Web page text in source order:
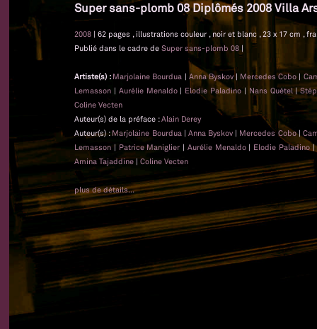
Super sans-plomb 08 Diplômés 2008 Villa
2008 | 62 pages , illustrations couleur , noir et blanc , 23 x 17 cm ,
Publié dans le cadre de Super sans-plomb 08 |
Artiste(s) : Marjolaine Bourdua | Anna Byskov| Mercedes Cobo |
Lemasson | Aurélie Menaldo| Elodie Paladino | Nans Quétel|
Coline Vecten
Auteur(s) de la préface :Alain Derey
Auteur(s) : Marjolaine Bourdua | Anna Byskov | Mercedes Cobo|
Lemasson | Patrice Maniglier | Aurélie Menaldo | Elodie Paladino|
Amina Tajaddine | Coline Vecten
plus de détails...